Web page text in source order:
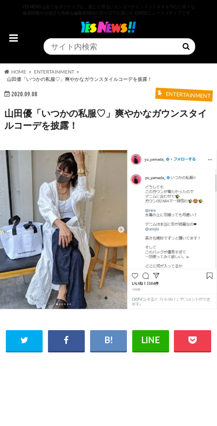
YESNEWSは全てをポジティブに、楽しく明るいエンターテインメントネタを中心に様々な
最新情報やお役立ち情報を編集部独自の切り口でお届けするWEBニュースメディアです。
HOME
ENTERTAINMENT
山田優「いつかの私服♡」爽やかなガウンスタイルコーデを披露！
2020.09.08 ENTERTAINMENT
山田優「いつかの私服♡」爽やかなガウンスタイ
ルコーデを披露！